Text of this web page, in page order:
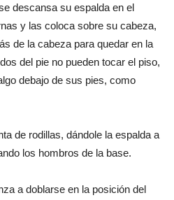
descansa su espalda en el
y las coloca sobre su cabeza,
de la cabeza para quedar en la
del pie no pueden tocar el piso,
debajo de sus pies, como
de rodillas, dándole la espalda a
los hombros de la base.
a doblarse en la posición del